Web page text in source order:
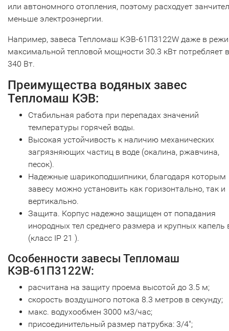
или автономного отопления, поэтому расходует
меньше электроэнергии.
Например, завеса Тепломаш КЭВ-61П3122W даже в
максимальной тепловой мощности 30.3 кВт потребляет
340 Вт.
Преимущества водяных завес
Тепломаш КЭВ:
Стабильная работа при перепадах значений
температуры горячей воды.
Высокая устойчивость к наличию механических
загрязняющих частиц в воде (окалина, ржавчина,
песок).
Надежные шарикоподшипники, благодаря которым
завесу можно установить как горизонтально, так и
вертикально.
Защита. Корпус надежно защищен от попадания
инородных тел среднего размера и крупных капель
(класс IP 21 ).
Особенности завесы Тепломаш
КЭВ-61П3122W:
расчитана на защиту проема высотой до 3.5 м;
скорость воздушного потока 8.3 метров в секунду;
макс. водухообмен 3000 м3/час;
присоединительный размер патрубка: 3/4";